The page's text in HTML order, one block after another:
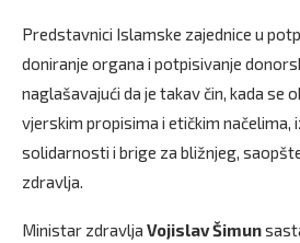
Predstavnici Islamske zajednice u
doniranje organa i potpisivanje
naglašavajući da je takav čin, kada se
vjerskim propisima i etičkim načelima,
solidarnosti i brige za bližnjeg,
zdravlja.
Ministar zdravlja Vojislav Šimun